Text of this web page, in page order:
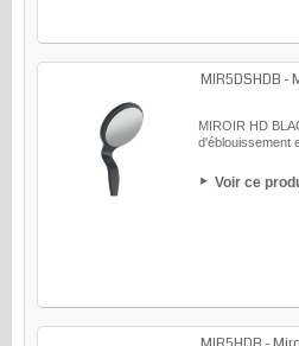
MIR5DSHDB -
MIROIR HD
d'éblouissement
Voir ce